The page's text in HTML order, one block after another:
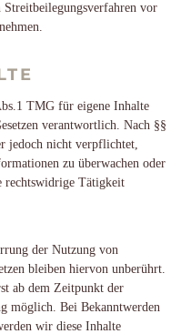
vor
TMG für eigene Inhalte
verantwortlich. Nach §§
jedoch nicht verpflichtet,
zu überwachen oder
rechtswidrige Tätigkeit
der Nutzung von
bleiben hiervon unberührt.
ab dem Zeitpunkt der
möglich. Bei Bekanntwerden
wir diese Inhalte